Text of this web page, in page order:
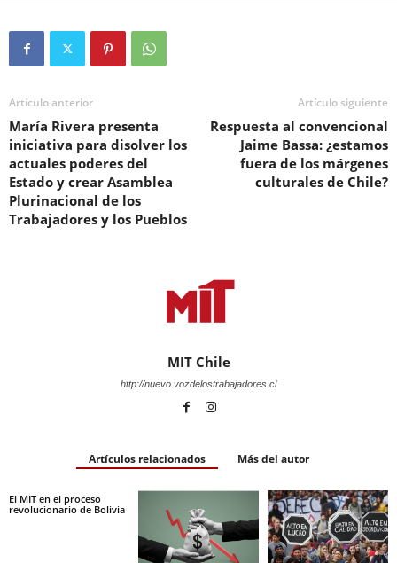
Artículo anterior
María Rivera presenta
iniciativa para disolver los
actuales poderes del
Estado y crear Asamblea
Plurinacional de los
Trabajadores y los Pueblos
Artículo siguiente
Respuesta al convencional
Jaime Bassa: ¿estamos
fuera de los márgenes
culturales de Chile?
MIT Chile
http://nuevo.vozdelostrabajadores.cl
Artículos relacionados Más del autor
El MIT en el proceso
revolucionario de Bolivia